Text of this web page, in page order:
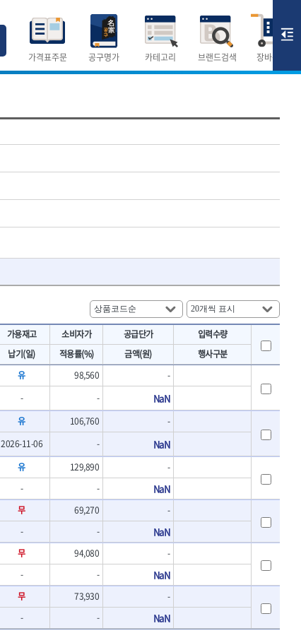
가격표주문 공구명가 카테고리 브랜드검색 장바구니
측정공구.절삭공구
측정도구
- 줄자
- 분도기
- 테파게이지
- 기타 측정도구
토크렌치
- 토크렌치바디
- 토크렌치
- 디지탈토크렌치
- 토크렌치라쳇헤드
- 토크렌치스패너헤드
- 토크렌치링헤드
- 토크아답타
- 크로우풋
- 토크테스터기
- 비디오스코프
- 토크드라이버핸들
- 토크드라이버세트
- 토크드라이버
- 토크드라이버블레이드
- 다이얼토크렌치
- 토크멀티플라이어
- 토크렌치비트홀다헤드
- 가방/케이스
절삭공구
- 홀쏘날
DH신바람
IRWIN
KAWASA
KOKEN
LENOX(수입)
MEGA
PICARD
ROTARY LIFT
S.Djarv Hantverk AB
SHOPVAC
TENGU
THETA-자동몽키
THETA-핸드카트
가용재고 소비자가 공급단가
입력수량
납기(일) 적용률(%) 금액(원) 행사구분
유 98,560
-
- - NaN
유 106,760
-
2026-11-06 - NaN
유 129,890
-
- - NaN
무 69,270
-
- - NaN
무 94,080
-
- - NaN
무 73,930
-
- - NaN